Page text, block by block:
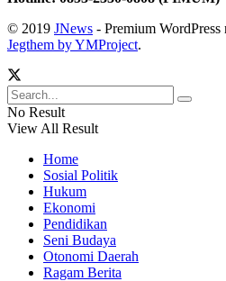
© 2019 JNews - Premium
Jegthem by YMProject.
No Result
View All Result
Home
Sosial Politik
Hukum
Ekonomi
Pendidikan
Seni Budaya
Otonomi Daerah
Ragam Berita